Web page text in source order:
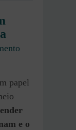
papel
e o